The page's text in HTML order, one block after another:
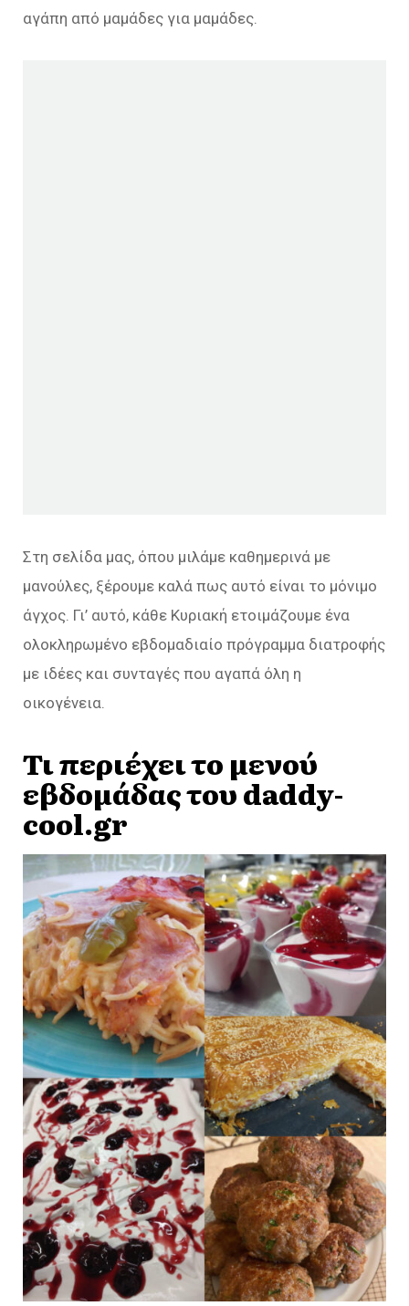
αγάπη από μαμάδες για μαμάδες.
Στη σελίδα μας, όπου μιλάμε καθημερινά με
μανούλες, ξέρουμε καλά πως αυτό είναι το μόνιμο
άγχος. Γι’ αυτό, κάθε Κυριακή ετοιμάζουμε ένα
ολοκληρωμένο εβδομαδιαίο πρόγραμμα διατροφής
με ιδέες και συνταγές που αγαπά όλη η
οικογένεια.
Τι περιέχει το μενού
εβδομάδας του daddy-
cool.gr